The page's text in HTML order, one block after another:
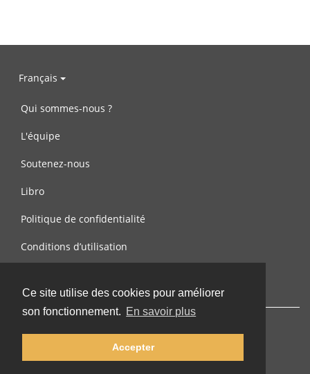
Ce site utilise des cookies pour améliorer
son fonctionnement. En savoir plus
Accepter
Français
Qui sommes-nous ?
L'équipe
Soutenez-nous
Libro
Politique de confidentialité
Conditions d’utilisation
© 2002-2026 lernu.net |Impressum